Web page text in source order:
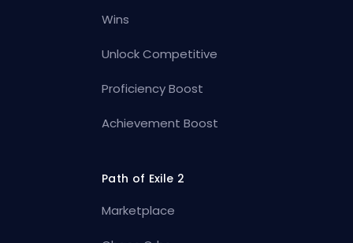
Wins
Unlock Competitive
Proficiency Boost
Achievement Boost
Path of Exile 2
Marketplace